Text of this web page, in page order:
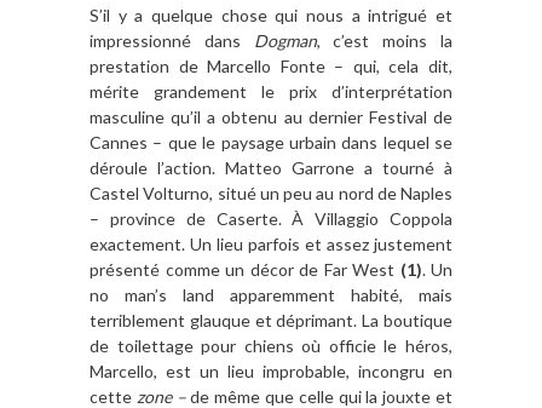
S’il y a quelque chose qui nous a intrigué et
impressionné dans Dogman, c’est moins la
prestation de Marcello Fonte – qui, cela dit,
mérite grandement le prix d’interprétation
masculine qu’il a obtenu au dernier Festival de
Cannes – que le paysage urbain dans lequel se
déroule l’action. Matteo Garrone a tourné à
Castel Volturno, situé un peu au nord de Naples
– province de Caserte. À Villaggio Coppola
exactement. Un lieu parfois et assez justement
présenté comme un décor de Far West (1). Un
no man’s land apparemment habité, mais
terriblement glauque et déprimant. La boutique
de toilettage pour chiens où officie le héros,
Marcello, est un lieu improbable, incongru en
cette zone –de même que celle qui la jouxte et